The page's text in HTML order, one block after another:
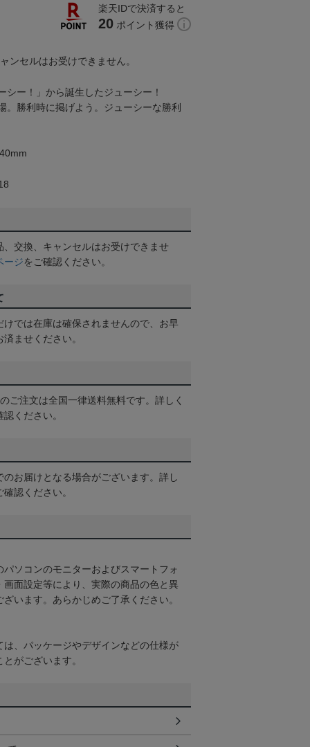
楽天IDで決済すると
20 ポイント獲得
ンセルはお受けできません。
シー！」から誕生したジューシー！
。勝利時に掲げよう。ジューシーな勝利
交換、キャンセルはお受けできませ
ージをご確認ください。
けでは在庫は確保されませんので、お早
ませください。
ご注文は全国一律送料無料です。詳しく
認ください。
お届けとなる場合がございます。詳し
確認ください。
ソコンのモニターおよびスマートフォ
画面設定等により、実際の商品の色と異
います。あらかじめご了承ください。
は、パッケージやデザインなどの仕様が
がございます。